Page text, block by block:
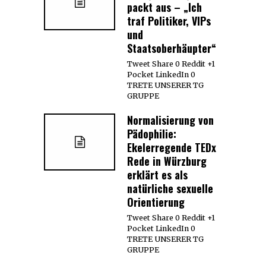
packt aus – „Ich
traf Politiker, VIPs
und
Staatsoberhäupter“
Tweet Share 0 Reddit +1
Pocket LinkedIn 0
TRETE UNSERER TG
GRUPPE
Normalisierung von
Pädophilie:
Ekelerregende TEDx
Rede in Würzburg
erklärt es als
natürliche sexuelle
Orientierung
Tweet Share 0 Reddit +1
Pocket LinkedIn 0
TRETE UNSERER TG
GRUPPE